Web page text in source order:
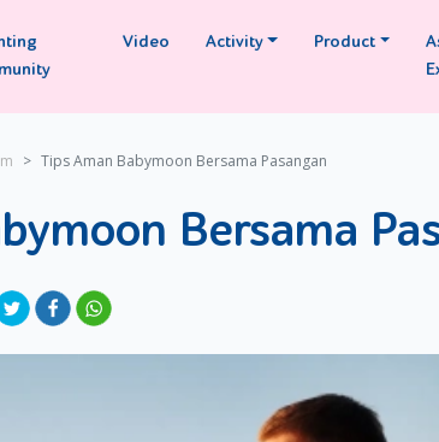
Video Activity Product
Tips Aman Babymoon Bersama Pasangan
Bersama